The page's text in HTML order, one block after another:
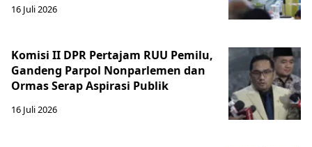
16 Juli 2026
Komisi II DPR Pertajam RUU Pemilu,
Gandeng Parpol Nonparlemen dan
Ormas Serap Aspirasi Publik
16 Juli 2026